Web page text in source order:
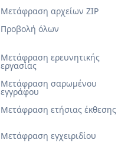
Μετάφραση ερευνητικής
εργασίας
Μετάφραση σαρωμένου
εγγράφου
Μετάφραση ετήσιας έκθεσης
Μετάφραση εγχειριδίου
Μετάφραση αρχείων ZIP
Προβολή όλων